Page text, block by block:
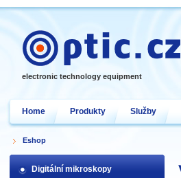
Eshop
Digitální mikroskopy
electronic technology equipment
Home Produkty Služby